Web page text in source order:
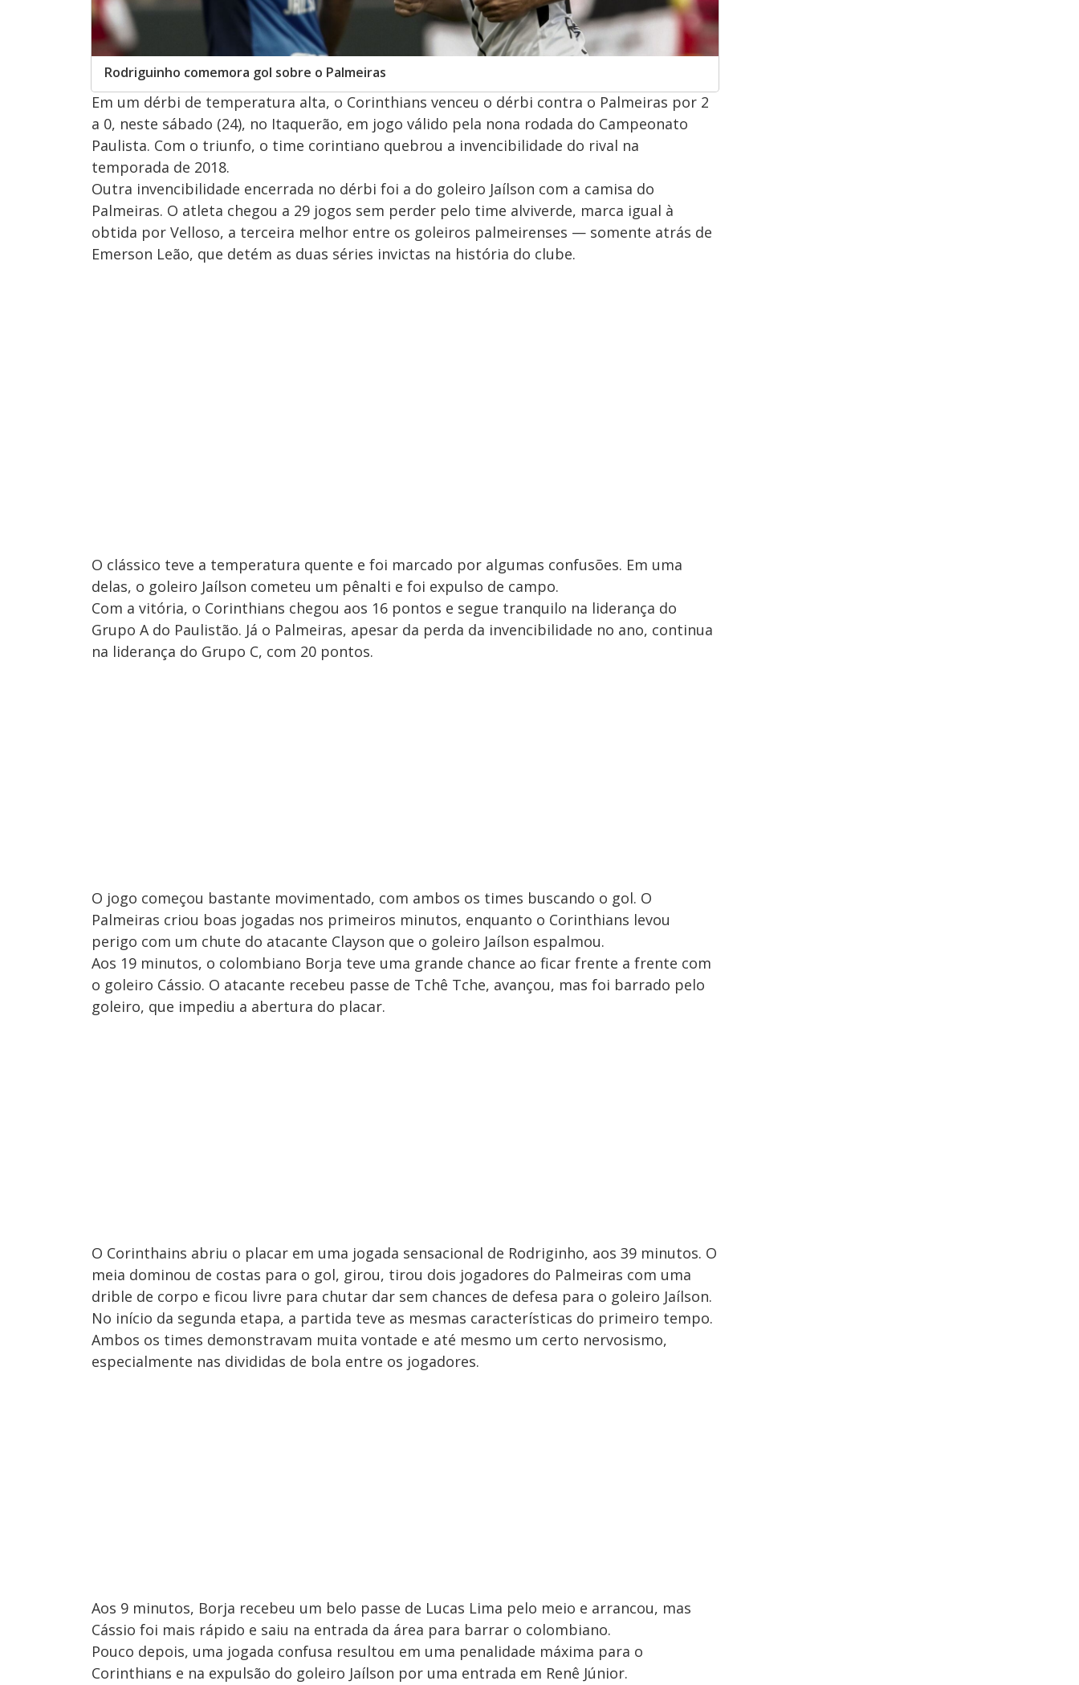
Rodriguinho comemora gol sobre o Palmeiras
Em um dérbi de temperatura alta, o Corinthians venceu o dérbi contra o Palmeiras por 2
a 0, neste sábado (24), no Itaquerão, em jogo válido pela nona rodada do Campeonato
Paulista. Com o triunfo, o time corintiano quebrou a invencibilidade do rival na
temporada de 2018.
Outra invencibilidade encerrada no dérbi foi a do goleiro Jaílson com a camisa do
Palmeiras. O atleta chegou a 29 jogos sem perder pelo time alviverde, marca igual à
obtida por Velloso, a terceira melhor entre os goleiros palmeirenses — somente atrás de
Emerson Leão, que detém as duas séries invictas na história do clube.
O clássico teve a temperatura quente e foi marcado por algumas confusões. Em uma
delas, o goleiro Jaílson cometeu um pênalti e foi expulso de campo.
Com a vitória, o Corinthians chegou aos 16 pontos e segue tranquilo na liderança do
Grupo A do Paulistão. Já o Palmeiras, apesar da perda da invencibilidade no ano, continua
na liderança do Grupo C, com 20 pontos.
O jogo começou bastante movimentado, com ambos os times buscando o gol. O
Palmeiras criou boas jogadas nos primeiros minutos, enquanto o Corinthians levou
perigo com um chute do atacante Clayson que o goleiro Jaílson espalmou.
Aos 19 minutos, o colombiano Borja teve uma grande chance ao ficar frente a frente com
o goleiro Cássio. O atacante recebeu passe de Tchê Tche, avançou, mas foi barrado pelo
goleiro, que impediu a abertura do placar.
O Corinthains abriu o placar em uma jogada sensacional de Rodriginho, aos 39 minutos. O
meia dominou de costas para o gol, girou, tirou dois jogadores do Palmeiras com uma
drible de corpo e ficou livre para chutar dar sem chances de defesa para o goleiro Jaílson.
No início da segunda etapa, a partida teve as mesmas características do primeiro tempo.
Ambos os times demonstravam muita vontade e até mesmo um certo nervosismo,
especialmente nas divididas de bola entre os jogadores.
Aos 9 minutos, Borja recebeu um belo passe de Lucas Lima pelo meio e arrancou, mas
Cássio foi mais rápido e saiu na entrada da área para barrar o colombiano.
Pouco depois, uma jogada confusa resultou em uma penalidade máxima para o
Corinthians e na expulsão do goleiro Jaílson por uma entrada em Renê Júnior.